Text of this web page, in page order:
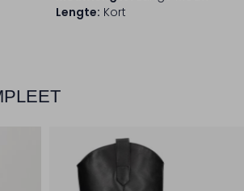
Lengte: Kort